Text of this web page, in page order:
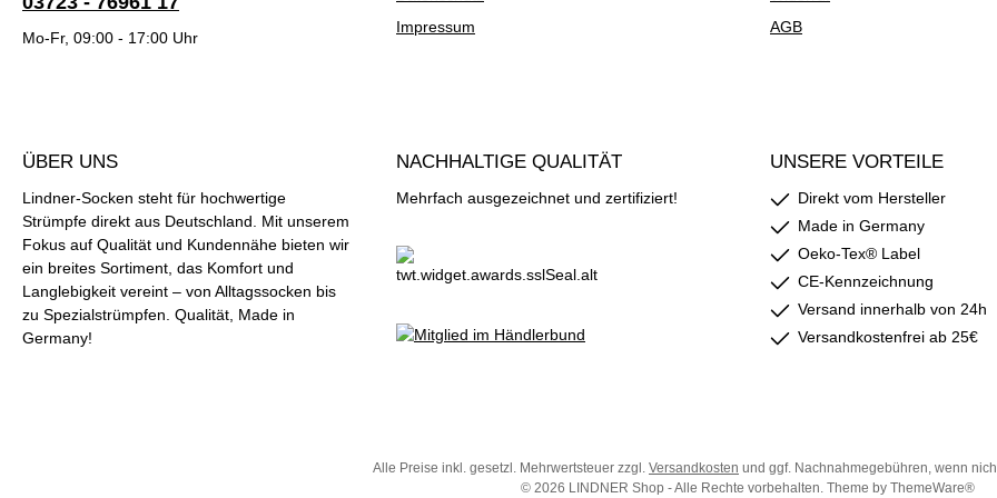
Mo-Fr, 09:00 - 17:00 Uhr
Impressum
AGB
ÜBER UNS
Lindner-Socken steht für hochwertige
Strümpfe direkt aus Deutschland. Mit unserem
Fokus auf Qualität und Kundennähe bieten wir
ein breites Sortiment, das Komfort und
Langlebigkeit vereint – von Alltagssocken bis
zu Spezialstrümpfen. Qualität, Made in
Germany!
NACHHALTIGE QUALITÄT
Mehrfach ausgezeichnet und zertifiziert!
UNSERE VORTEILE
Direkt vom Hersteller
Made in Germany
Oeko-Tex® Label
CE-Kennzeichnung
Versand innerhalb von 24h
Versandkostenfrei ab 25€
Alle Preise inkl. gesetzl. Mehrwertsteuer zzgl. Versandkosten und ggf. Nachnahmegebühren, wenn
© 2026 LINDNER Shop - Alle Rechte vorbehalten. Theme by ThemeWare®